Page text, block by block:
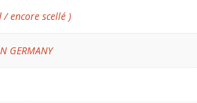
/ encore scellé )
GERMANY